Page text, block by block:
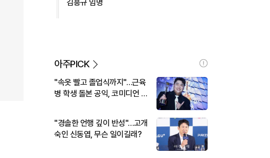
김흥규 임명
아주PICK
"속옷 빨고 졸업식까지"…근육
병 학생 돌본 공익, 코미디언 김
"경솔한 언행 깊이 반성"…고개
숙인 신동엽, 무슨 일이길래?